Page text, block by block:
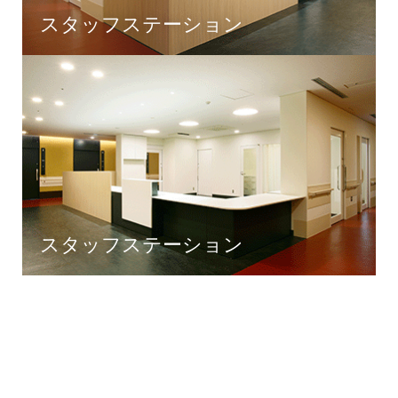
スタッフステーション
スタッフステーション